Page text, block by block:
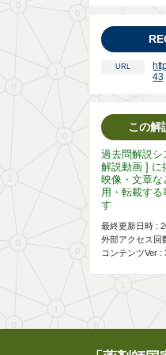
URL
43
この解
過去問解説
解説動画 ] に
映像・文章な
用・転載する
す
最終更新日時 :
外部アクセス回
コンテンツVer :